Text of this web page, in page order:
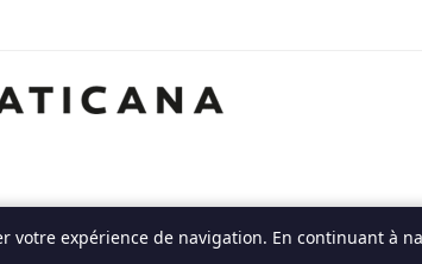
votre expérience de navigation. En continuant à